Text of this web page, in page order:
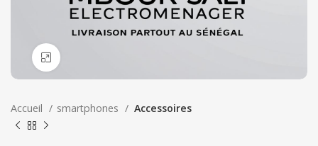
Accueil smartphones Accessoires